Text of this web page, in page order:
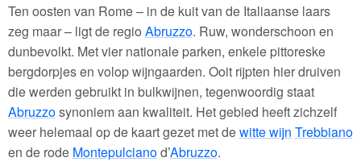
Ten oosten van Rome – in de kuit van de Italiaanse laars
zeg maar – ligt de regio Abruzzo. Ruw, wonderschoon en
dunbevolkt. Met vier nationale parken, enkele pittoreske
bergdorpjes en volop wijngaarden. Ooit rijpten hier druiven
die werden gebruikt in bulkwijnen, tegenwoordig staat
Abruzzosynoniem aan kwaliteit. Het gebied heeft zichzelf
weer helemaal op de kaart gezet met dewitte wijn Trebbiano
en de rode Montepulcianod’Abruzzo.